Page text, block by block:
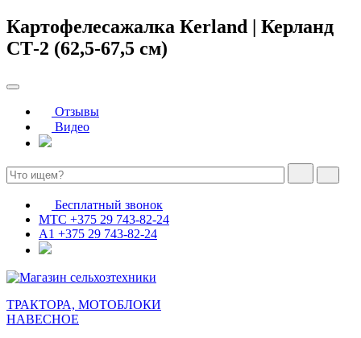
Картофелесажалка Кerland | Керланд
СТ-2 (62,5-67,5 см)
Отзывы
Видео
Бесплатный звонок
МТС +375 29 743-82-24
А1 +375 29 743-82-24
ТРАКТОРА, МОТОБЛОКИ
НАВЕСНОЕ